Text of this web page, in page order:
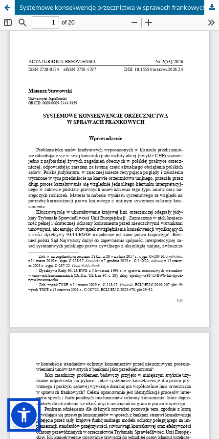
Systemowe konsekwencje orzecznictwa w sprawach frankowych